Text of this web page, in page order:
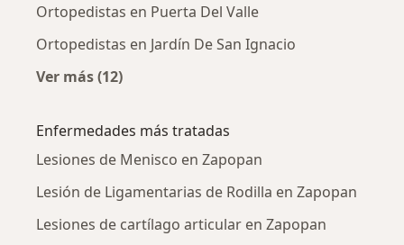
Ortopedistas en Puerta Del Valle
Ortopedistas en Jardín De San Ignacio
Ver más (12)
Enfermedades más tratadas
Lesiones de Menisco en Zapopan
Lesión de Ligamentarias de Rodilla en Zapopan
Lesiones de cartílago articular en Zapopan